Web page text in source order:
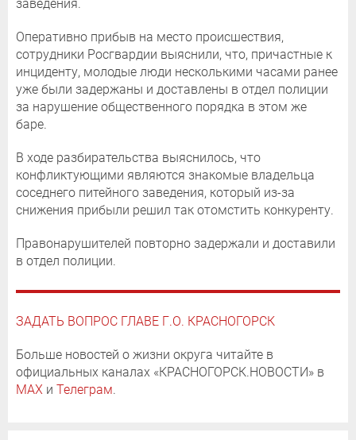
заведения.
Оперативно прибыв на место происшествия,
сотрудники Росгвардии выяснили, что, причастные к
инциденту, молодые люди несколькими часами ранее
уже были задержаны и доставлены в отдел полиции
за нарушение общественного порядка в этом же
баре.
В ходе разбирательства выяснилось, что
конфликтующими являются знакомые владельца
соседнего питейного заведения, который из-за
снижения прибыли решил так отомстить конкуренту.
Правонарушителей повторно задержали и доставили
в отдел полиции.
ЗАДАТЬ ВОПРОС ГЛАВЕ Г.О. КРАСНОГОРСК
Больше новостей о жизни округа читайте в
официальных каналах «КРАСНОГОРСК.НОВОСТИ» в
MAX и Телеграм.